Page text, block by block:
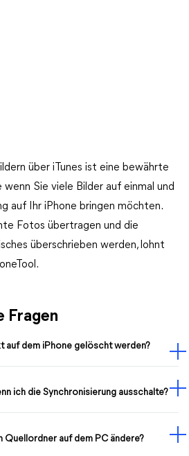
über iTunes ist eine bewährte
Sie viele Bilder auf einmal und
auf Ihr iPhone bringen möchten.
Fotos übertragen und die
überschrieben werden, lohnt
Fragen
auf dem iPhone gelöscht werden?
ich die Synchronisierung ausschalte?
Quellordner auf dem PC ändere?